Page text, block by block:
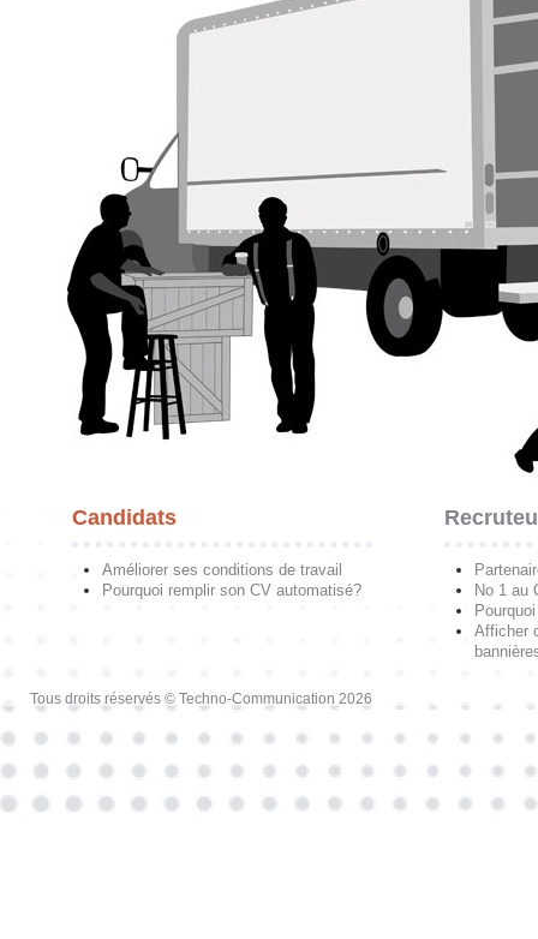
Candidats
Améliorer ses conditions de travail
Pourquoi remplir son CV automatisé?
No 1 au
Afficher
Tous droits réservés © Techno-Communication 2026